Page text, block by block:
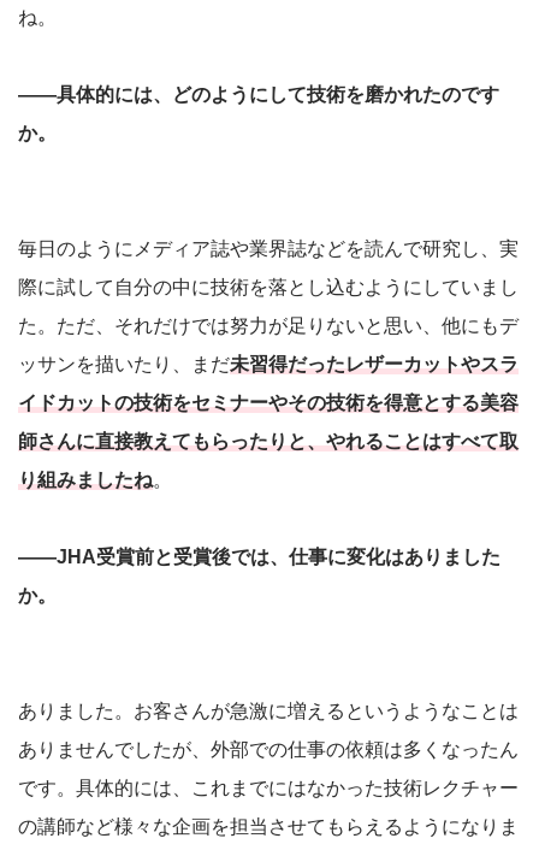
ね。
――具体的には、どのようにして技術を磨かれたのです
か。
毎日のようにメディア誌や業界誌などを読んで研究し、実
際に試して自分の中に技術を落とし込むようにしていまし
た。ただ、それだけでは努力が足りないと思い、他にもデ
ッサンを描いたり、まだ未習得だったレザーカットやスラ
イドカットの技術をセミナーやその技術を得意とする美容
師さんに直接教えてもらったりと、やれることはすべて取
り組みましたね。
――JHA受賞前と受賞後では、仕事に変化はありました
か。
ありました。お客さんが急激に増えるというようなことは
ありませんでしたが、外部での仕事の依頼は多くなったん
です。具体的には、これまでにはなかった技術レクチャー
の講師など様々な企画を担当させてもらえるようになりま